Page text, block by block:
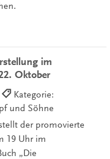
im
Oktober
Kategorie:
und Söhne
der promovierte
19 Uhr im
„Die